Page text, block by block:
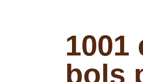
1001
bols